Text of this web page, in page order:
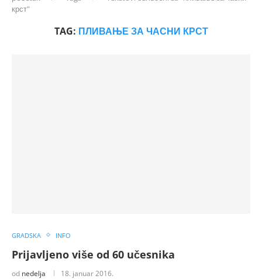
крст"
TAG: ПЛИВАЊЕ ЗА ЧАСНИ КРСТ
GRADSKA INFO
Prijavljeno više od 60 učesnika
od nedelja 18. januar 2016.